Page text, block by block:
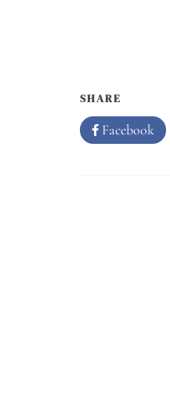
SHARE
Facebook